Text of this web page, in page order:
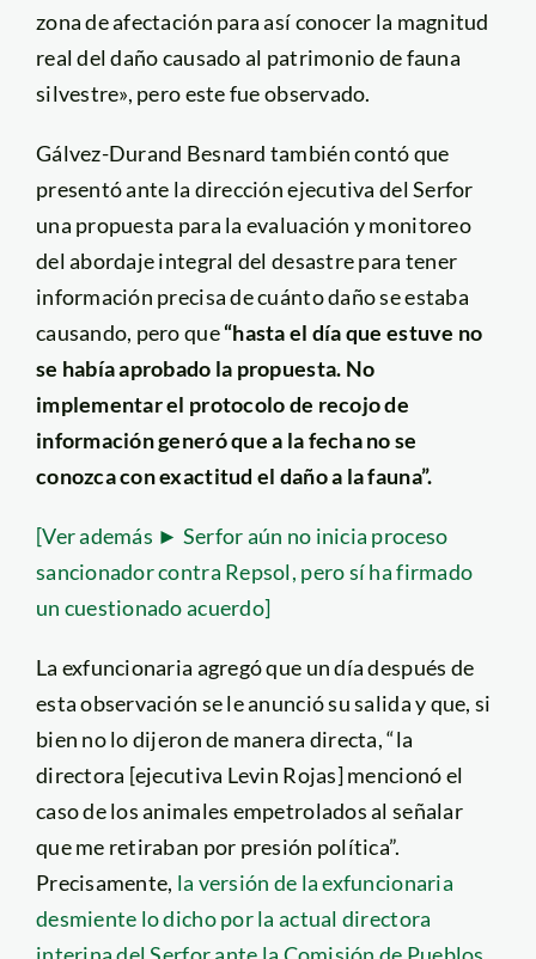
zona de afectación para así conocer la magnitud
real del daño causado al patrimonio de fauna
silvestre», pero este fue observado.
Gálvez-Durand Besnard también contó que
presentó ante la dirección ejecutiva del Serfor
una propuesta para la evaluación y monitoreo
del abordaje integral del desastre para tener
información precisa de cuánto daño se estaba
causando, pero que“hasta el día que estuve no
se había aprobado la propuesta. No
implementar el protocolo de recojo de
información generó que a la fecha no se
conozca con exactitud el daño a la fauna”.
[Ver además ► Serfor aún no inicia proceso
sancionador contra Repsol, pero sí ha firmado
un cuestionado acuerdo]
La exfuncionaria agregó que un día después de
esta observación se le anunció su salida y que, si
bien no lo dijeron de manera directa, “la
directora [ejecutiva Levin Rojas] mencionó el
caso de los animales empetrolados al señalar
que me retiraban por presión política”.
Precisamente, la versión de la exfuncionaria
desmiente lo dicho por la actual directora
interina del Serfor ante la Comisión de Pueblos